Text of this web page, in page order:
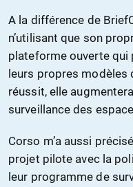
A la différence de
n’utilisant que son
plateforme ouverte qui
leurs propres modèles
réussit, elle
surveillance des
Corso m’a aussi
projet pilote avec la
leur programme de